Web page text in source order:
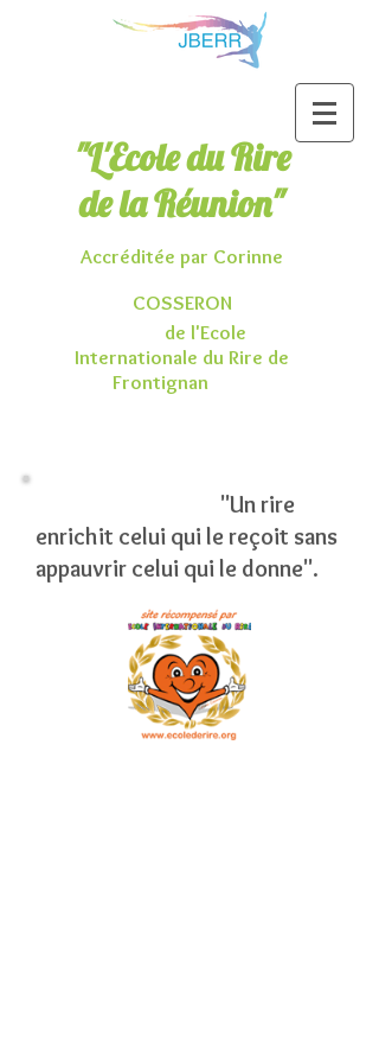
"L'Ecole du Rire
de la Réunion"
Accréditée par Corinne
COSSERON
de l'Ecole
Internationale du Rire de
Frontignan
"Un rire
enrichit celui qui le reçoit sans
appauvrir celui qui le donne".